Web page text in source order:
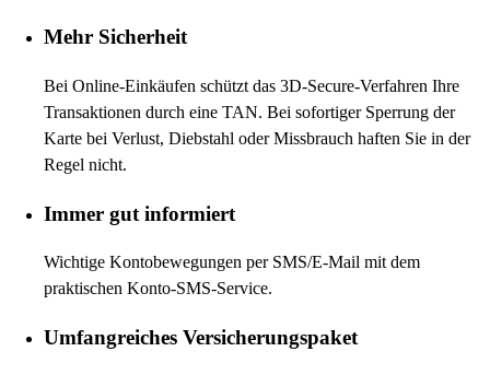
Mehr Sicherheit
Bei Online-Einkäufen schützt das 3D-Secure-Verfahren Ihre
Transaktionen durch eine TAN. Bei sofortiger Sperrung der
Karte bei Verlust, Diebstahl oder Missbrauch haften Sie in der
Regel nicht.
Immer gut informiert
Wichtige Kontobewegungen per SMS/E-Mail mit dem
praktischen Konto-SMS-Service.
Umfangreiches Versicherungspaket